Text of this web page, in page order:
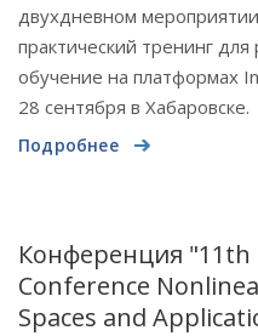
двухдневном
практический тренинг
обучение на платформах
28 сентября в Хабаровске.
Подробнее
Конференция
Conference
Spaces and